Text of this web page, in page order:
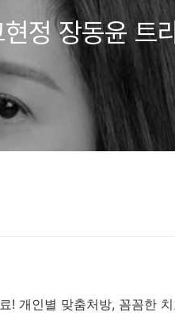
정 장동윤 트
! 개인별 맞춤처방, 꼼꼼한